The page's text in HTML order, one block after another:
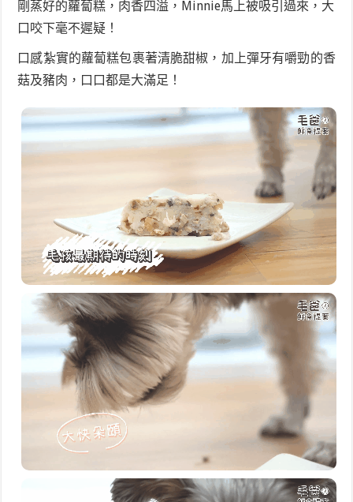
剛蒸好的蘿蔔糕，肉香四溢，Minnie馬上被吸引過來，大
口咬下毫不遲疑！
口感紮實的蘿蔔糕包裹著清脆甜椒，加上彈牙有嚼勁的香
菇及豬肉，口口都是大滿足！